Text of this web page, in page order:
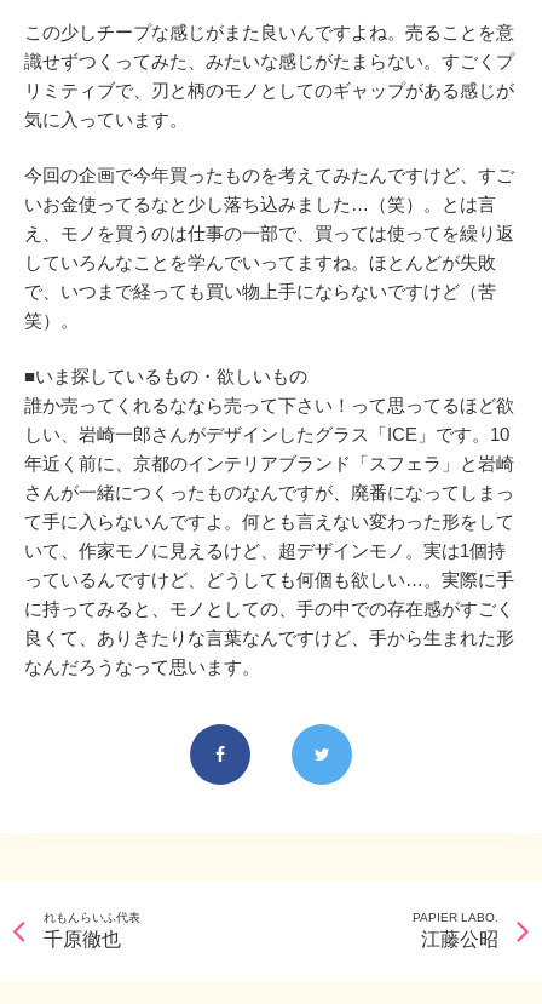
この少しチープな感じがまた良いんですよね。売ることを意
識せずつくってみた、みたいな感じがたまらない。すごくプ
リミティブで、刃と柄のモノとしてのギャップがある感じが
気に入っています。
今回の企画で今年買ったものを考えてみたんですけど、すご
いお金使ってるなと少し落ち込みました…（笑）。とは言
え、モノを買うのは仕事の一部で、買っては使ってを繰り返
していろんなことを学んでいってますね。ほとんどが失敗
で、いつまで経っても買い物上手にならないですけど（苦
笑）。
■いま探しているもの・欲しいもの
誰か売ってくれるななら売って下さい！って思ってるほど欲
しい、岩崎一郎さんがデザインしたグラス「ICE」です。10
年近く前に、京都のインテリアブランド「スフェラ」と岩崎
さんが一緒につくったものなんですが、廃番になってしまっ
て手に入らないんですよ。何とも言えない変わった形をして
いて、作家モノに見えるけど、超デザインモノ。実は1個持
っているんですけど、どうしても何個も欲しい…。実際に手
に持ってみると、モノとしての、手の中での存在感がすごく
良くて、ありきたりな言葉なんですけど、手から生まれた形
なんだろうなって思います。
れもんらいふ代表
千原徹也
PAPIER LABO.
江藤公昭